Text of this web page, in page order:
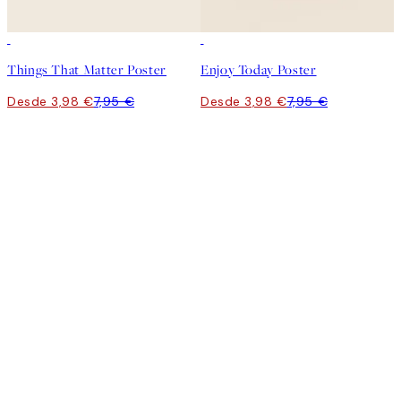
Things That Matter Poster
Desde 3,98 €7,95 €
Enjoy Today Poster
Desde 3,98 €7,95 €